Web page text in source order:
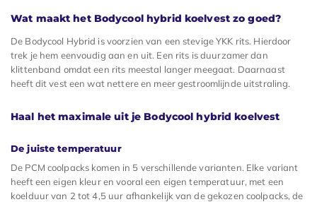
Wat maakt het Bodycool hybrid koelvest zo goed?
De Bodycool Hybrid is voorzien van een stevige YKK rits. Hierdoor
trek je hem eenvoudig aan en uit. Een rits is duurzamer dan
klittenband omdat een rits meestal langer meegaat. Daarnaast
heeft dit vest een wat nettere en meer gestroomlijnde uitstraling.
Haal het maximale uit je Bodycool hybrid koelvest
De juiste temperatuur
De PCM coolpacks komen in 5 verschillende varianten. Elke variant
heeft een eigen kleur en vooral een eigen temperatuur, met een
koelduur van 2 tot 4,5 uur afhankelijk van de gekozen coolpacks, de